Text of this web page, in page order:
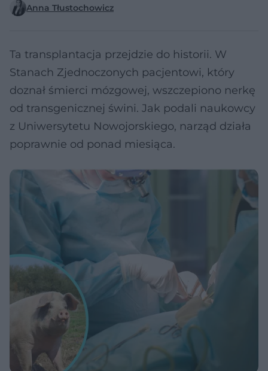
Anna Tłustochowicz
Ta transplantacja przejdzie do historii. W
Stanach Zjednoczonych pacjentowi, który
doznał śmierci mózgowej, wszczepiono nerkę
od transgenicznej świni. Jak podali naukowcy
z Uniwersytetu Nowojorskiego, narząd działa
poprawnie od ponad miesiąca.